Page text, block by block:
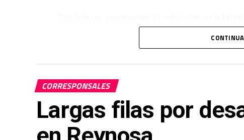
el rescate de dos personas privadas de su
foto: archivo.
CORRESPONSALES
Largas filas por